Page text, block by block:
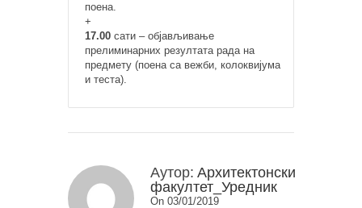
поена.
+
17.00 сати – објављивање
прелиминарних резултата рада на
предмету (поена са вежби, колоквијума
и теста).
Аутор: Архитектонски
факултет_Уредник
On 03/01/2019